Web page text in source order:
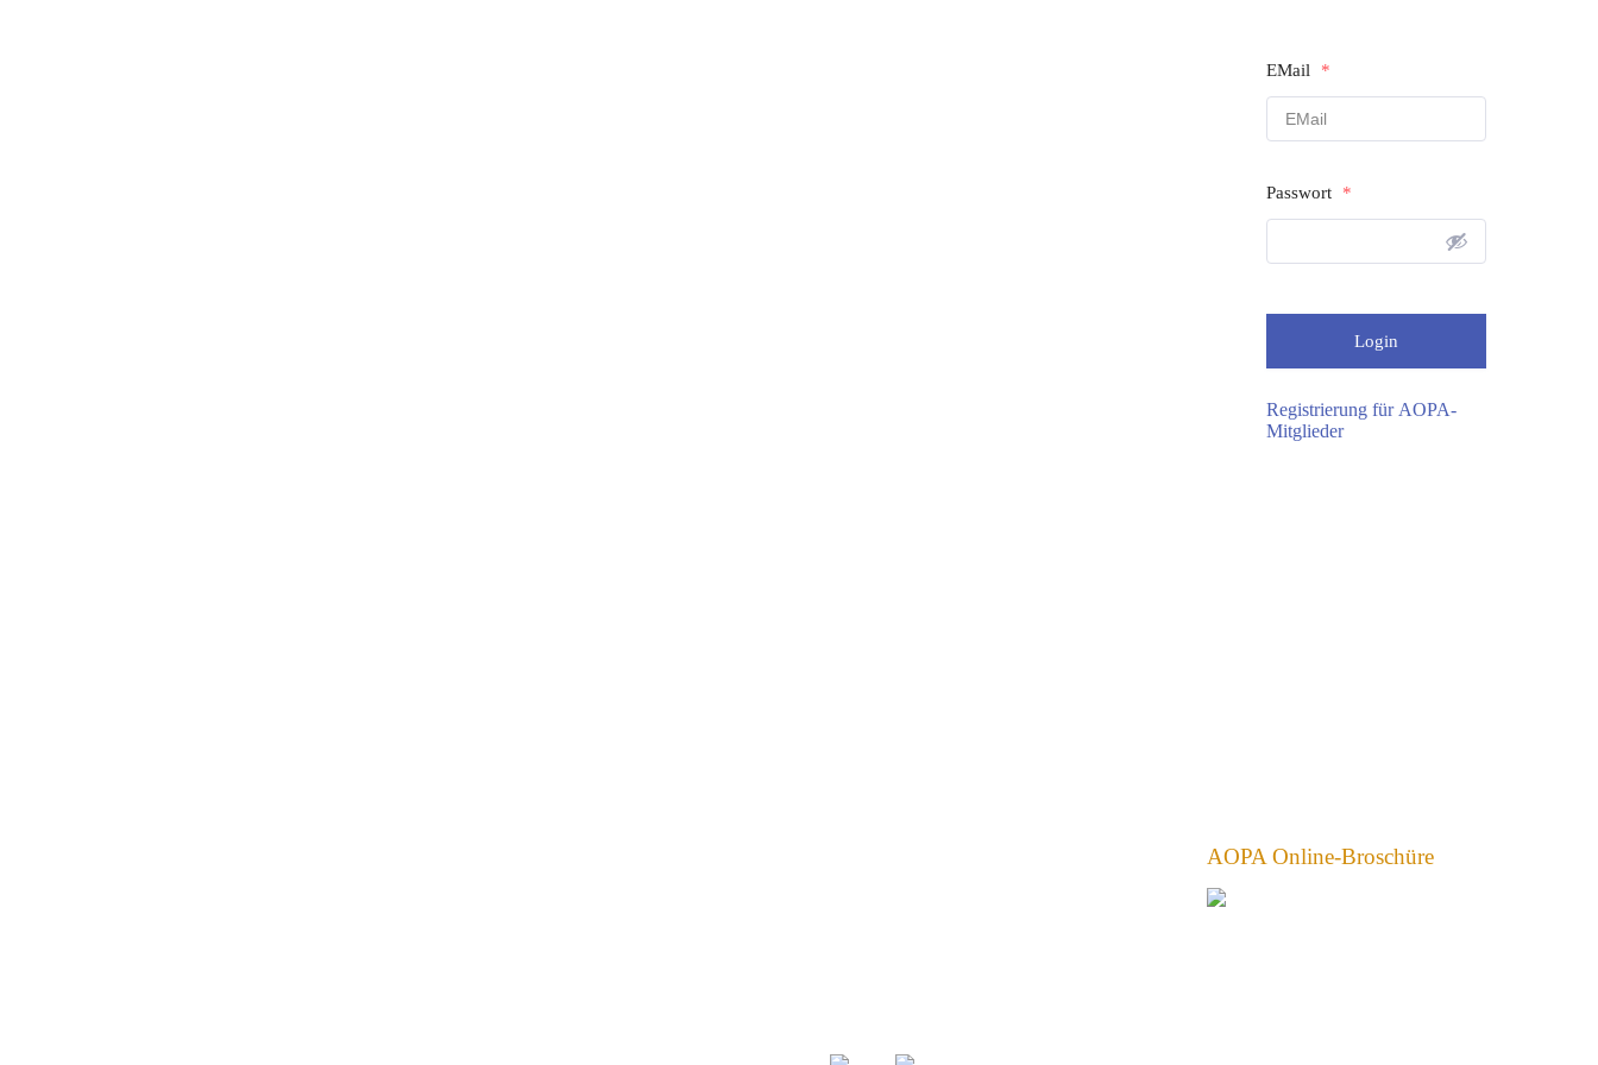
EMail *
Passwort *
Registrierung für AOPA-
Mitglieder
AOPA Online-Broschüre